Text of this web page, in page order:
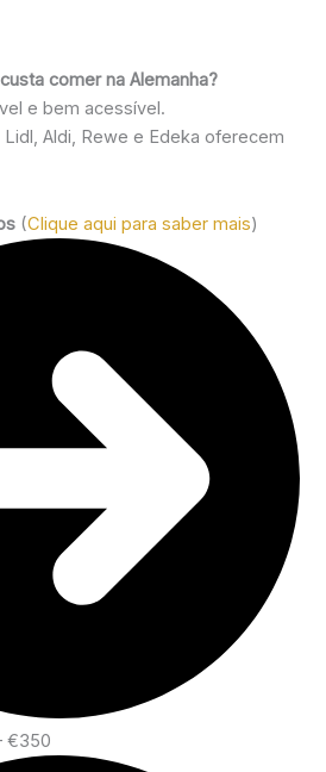
comer na Alemanha?
e bem acessível.
Aldi, Rewe e Edeka oferecem
(Clique aqui para saber mais)
€350